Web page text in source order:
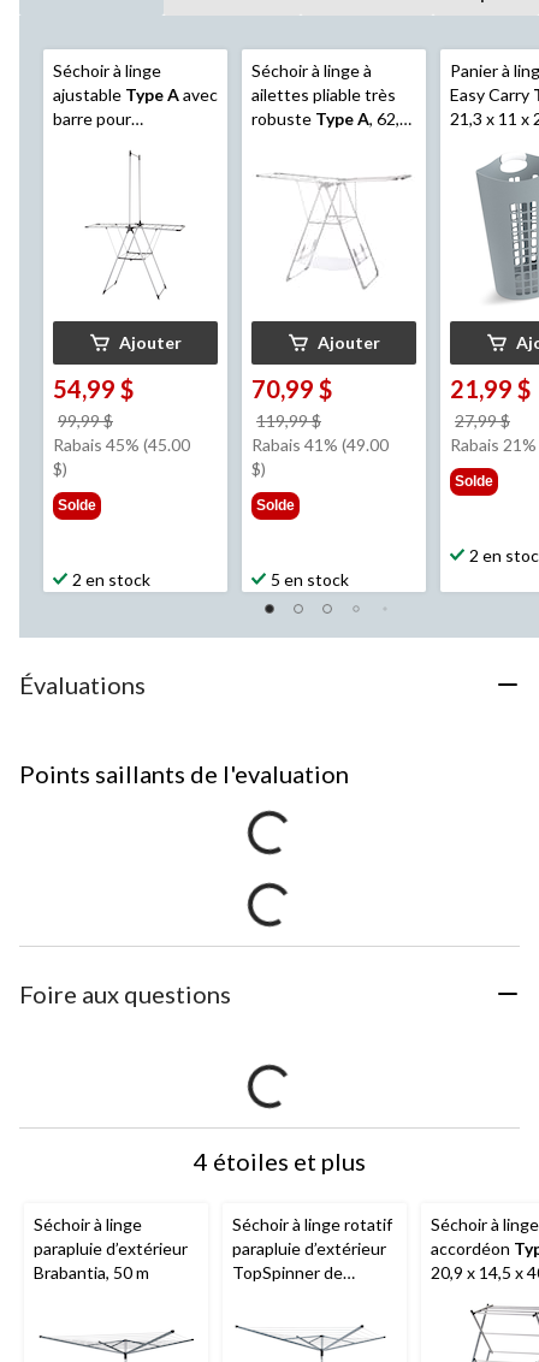
Séchoir à linge
ajustable Type Aavec
barre pour
23,6 x 39 po, argenté
Ajouter
54,99 $
99,99 $
était
Rabais 45% (45.00
$)
Solde
2 en stock
Séchoir à linge à
ailettes pliable très
robuste Type A, 62,5
Ajouter
70,99 $
119,99 $
était
Rabais 41% (49.00
$)
Solde
5 en stock
Panier à
Easy Carry
21,3 x 11 x
21,99 $
27,99 $
Rabais 21%
Solde
2 en
Évaluations
Points saillants de l'evaluation
Foire aux questions
4 étoiles et plus
Séchoir à linge
parapluie d’extérieur
Brabantia, 50 m
Séchoir à linge rotatif
parapluie d’extérieur
TopSpinner de
piquet, 1,75 po P X
74,8 po H
Séchoir à linge
accordéon
20,9 x 14,5 x